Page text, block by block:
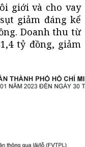
giới và cho vay
giảm đáng kể
Doanh thu từ
tỷ đồng, giảm